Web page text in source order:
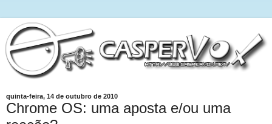
quinta-feira, 14 de outubro de 2010
Chrome OS: uma aposta e/ou uma